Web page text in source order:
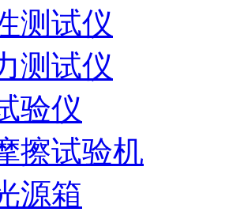
测试仪
测试仪
验仪
擦试验机
源箱